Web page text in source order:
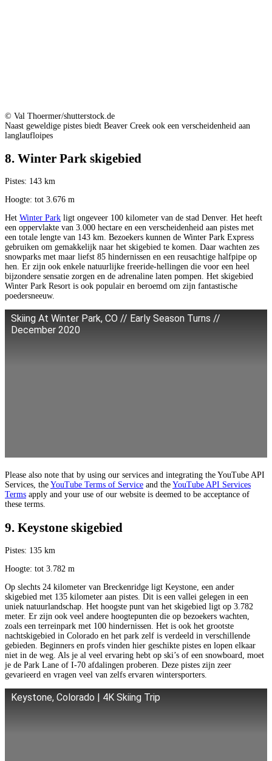
© Val Thoermer/shutterstock.de
Naast geweldige pistes biedt Beaver Creek ook een verscheidenheid aan
langlaufloipes
8. Winter Park skigebied
Pistes: 143 km
Hoogte: tot 3.676 m
Het Winter Park ligt ongeveer 100 kilometer van de stad Denver. Het heeft
een oppervlakte van 3.000 hectare en een verscheidenheid aan pistes met
een totale lengte van 143 km. Bezoekers kunnen de Winter Park Express
gebruiken om gemakkelijk naar het skigebied te komen. Daar wachten zes
snowparks met maar liefst 85 hindernissen en een reusachtige halfpipe op
hen. Er zijn ook enkele natuurlijke freeride-hellingen die voor een heel
bijzondere sensatie zorgen en de adrenaline laten pompen. Het skigebied
Winter Park Resort is ook populair en beroemd om zijn fantastische
poedersneeuw.
Skiing At Winter Park, CO // Early Season Turns //
December 2020
Please also note that by using our services and integrating the YouTube API
Services, the YouTube Terms of Service and the YouTube API Services
Terms apply and your use of our website is deemed to be acceptance of
these terms.
9. Keystone skigebied
Pistes: 135 km
Hoogte: tot 3.782 m
Op slechts 24 kilometer van Breckenridge ligt Keystone, een ander
skigebied met 135 kilometer aan pistes. Dit is een vallei gelegen in een
uniek natuurlandschap. Het hoogste punt van het skigebied ligt op 3.782
meter. Er zijn ook veel andere hoogtepunten die op bezoekers wachten,
zoals een terreinpark met 100 hindernissen. Het is ook het grootste
nachtskigebied in Colorado en het park zelf is verdeeld in verschillende
gebieden. Beginners en profs vinden hier geschikte pistes en lopen elkaar
niet in de weg. Als je al veel ervaring hebt op ski’s of een snowboard, moet
je de Park Lane of I-70 afdalingen proberen. Deze pistes zijn zeer
gevarieerd en vragen veel van zelfs ervaren wintersporters.
Keystone, Colorado | 4K Skiing Trip